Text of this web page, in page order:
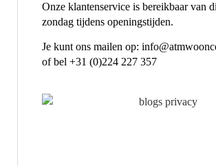
Onze klantenservice is bereikbaar van
zondag tijdens openingstijden.
Je kunt ons mailen op:
of bel +31 (0)224 227 357